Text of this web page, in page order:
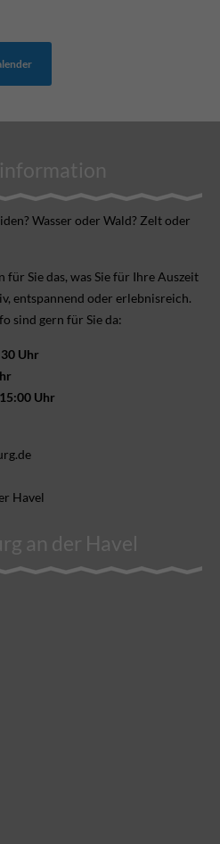
Wasser oder Wald? Zelt oder
Sie das, was Sie für Ihre Aus­zeit
ent­spannend oder erlebnis­reich.
sind gern für Sie da:
Uhr
Uhr
Havel
an der Havel